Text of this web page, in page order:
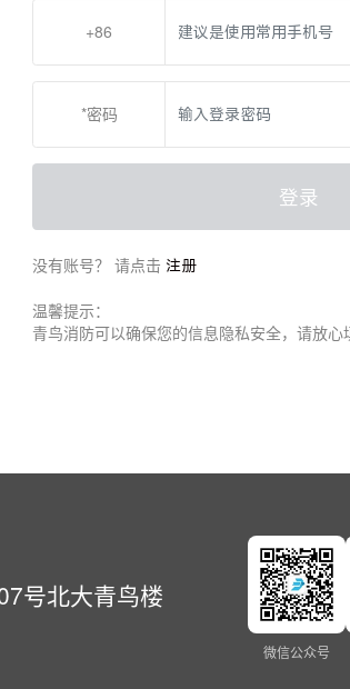
+86
*密码
登录
没有账号？ 请点击 注册
温馨提示：
青鸟消防可以确保您的信息隐私安全，请放心
号北大青鸟楼
微信公众号